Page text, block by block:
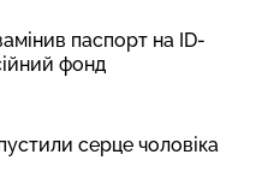
паспорт на ID-
фонд
серце чоловіка